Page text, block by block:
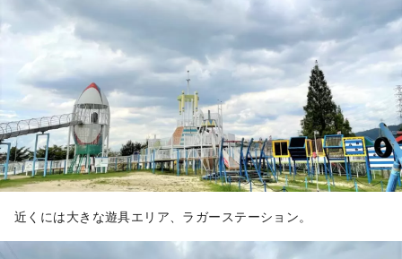
近くには大きな遊具エリア、ラガーステーション。